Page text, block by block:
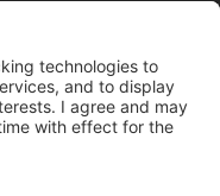
ja vaatimukset